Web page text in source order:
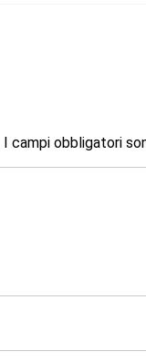
I campi obbligatori